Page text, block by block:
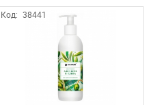
Код: 38441